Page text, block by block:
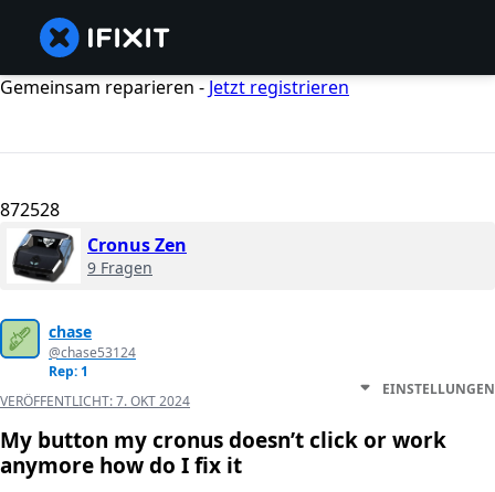
Gemeinsam reparieren - Jetzt registrieren
872528
Cronus Zen
9 Fragen
chase
@chase53124
Rep: 1
VERÖFFENTLICHT:7. OKT 2024
EINSTELLUNGEN
My button my cronus doesn’t click or work
anymore how do I fix it